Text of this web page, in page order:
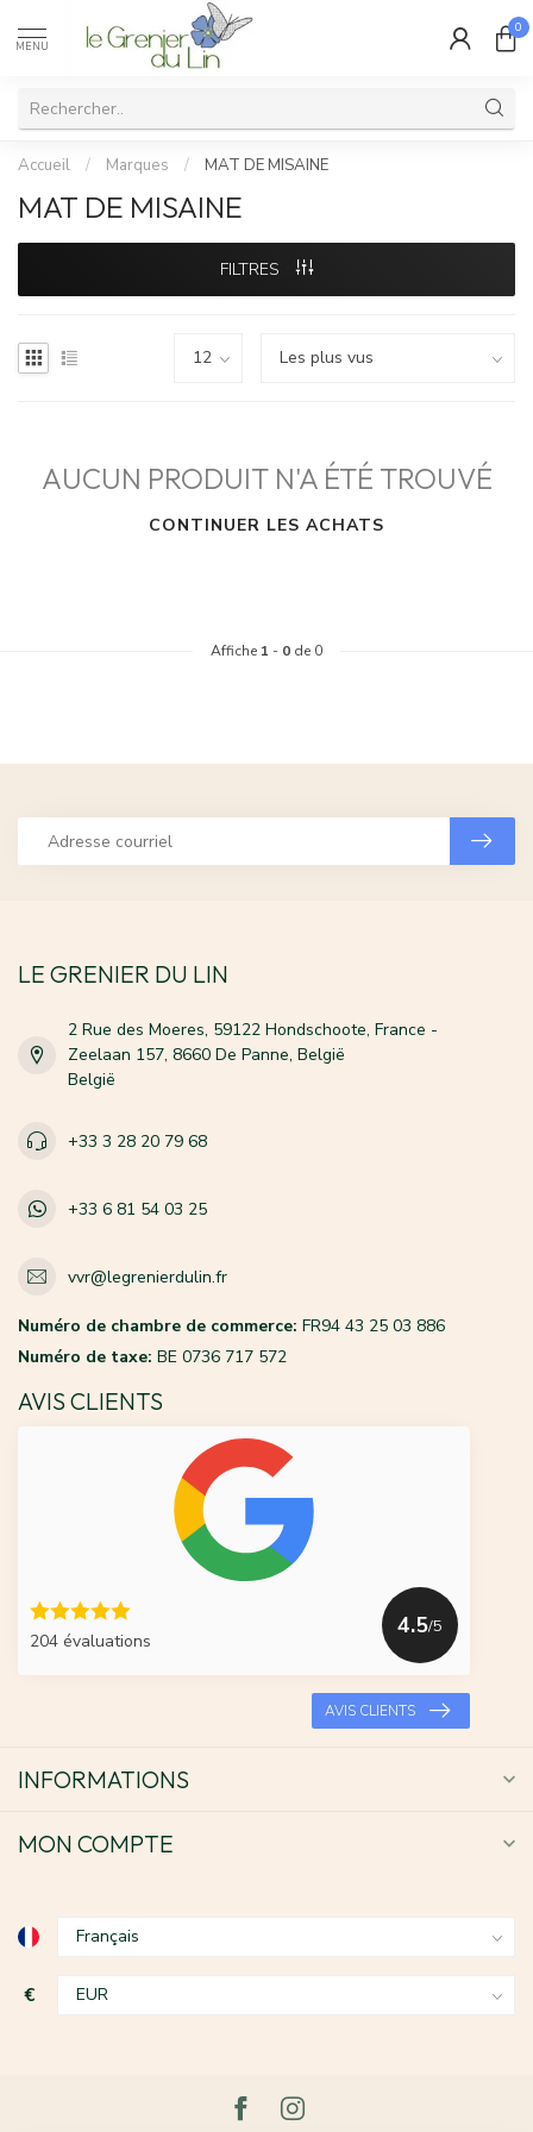
MENU
0
Accueil / Marques / MAT DE MISAINE
MAT DE MISAINE
FILTRES
AUCUN PRODUIT N'A ÉTÉ TROUVÉ
CONTINUER LES ACHATS
Affiche 1 - 0 de 0
LE GRENIER DU LIN
2 Rue des Moeres, 59122 Hondschoote, France -
Zeelaan 157, 8660 De Panne, België
België
+33 3 28 20 79 68
+33 6 81 54 03 25
vvr@legrenierdulin.fr
Numéro de chambre de commerce: FR94 43 25 03 886
Numéro de taxe: BE 0736 717 572
AVIS CLIENTS
204 évaluations
4.5/5
AVIS CLIENTS
INFORMATIONS
MON COMPTE
€